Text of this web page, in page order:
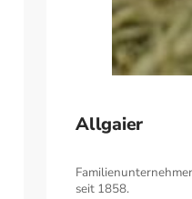
Allgaier
seit 1858.